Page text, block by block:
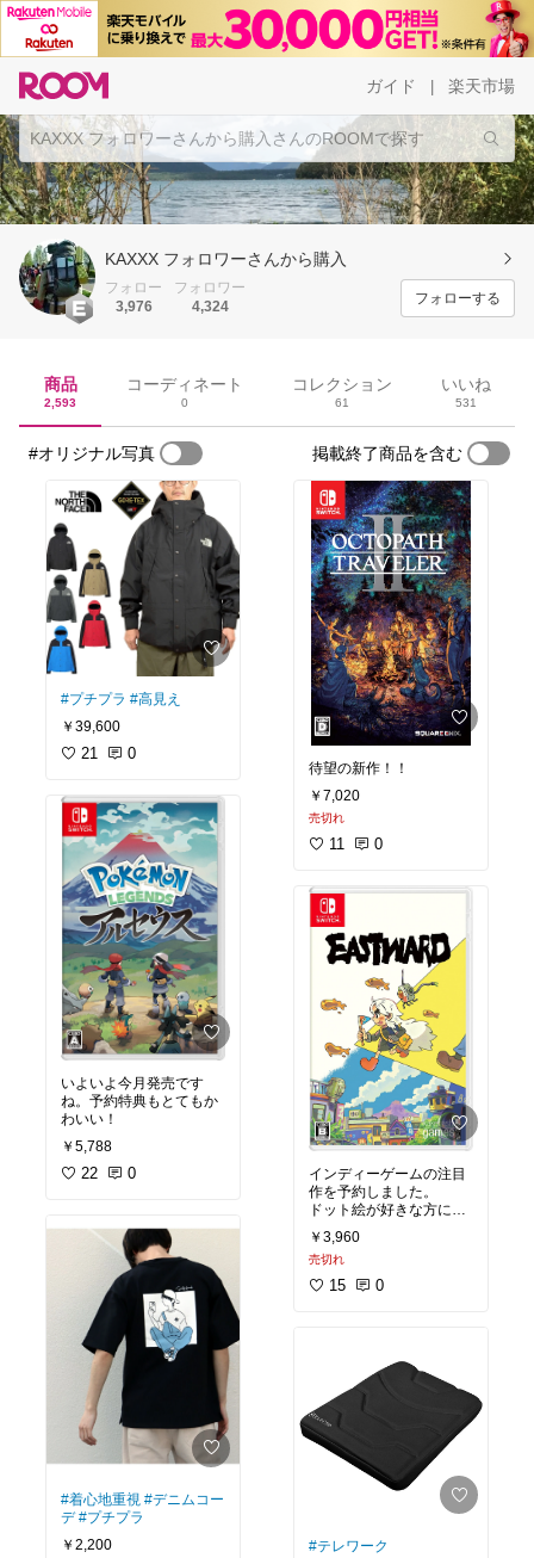
ガイド 楽天市場
KAXXX フォロワーさんから購入
フォロー
3,976
フォロワー
4,324
フォローする
商品
2,593
コーディネート
0
コレクション
61
いいね
531
#オリジナル写真 掲載終了商品を含む
#プチプラ #高見え
￥39,600
21 0
いよいよ今月発売です
ね。予約特典もとてもか
わいい！
￥5,788
22 0
#着心地重視 #デニムコー
デ #プチプラ
￥2,200
待望の新作！！
￥7,020
売切れ
11 0
インディーゲームの注目
作を予約しました。
ドット絵が好きな方にお
すすめ。
オクトパストラベラーぶ
り！
￥3,960
売切れ
15 0
#テレワーク